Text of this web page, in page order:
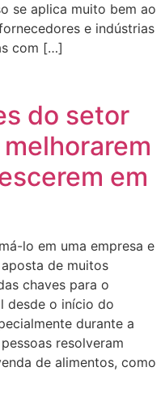
se aplica muito bem ao
e indústrias
com […]
do setor
em
lo em uma empresa e
de muitos
chaves para o
desde o início do
durante a
resolveram
de alimentos, como